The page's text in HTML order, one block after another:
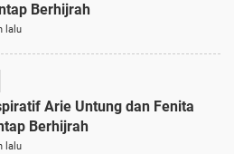
Berhijrah
lalu
Arie Untung dan Fenita
Berhijrah
lalu